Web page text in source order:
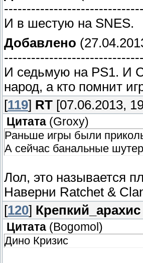
И в шестую на SNES.
Добавлено
И седьмую на PS1. И
народ, а кто помнит
[119] RT [07.06.2013,
Цитата (Groxy)
Раньше игры были
А сейчас банальные
Лол, это называется
Наверни Ratchet &
[120] Крепкий_арахис
Цитата (Bogomol )
Дино Кризис